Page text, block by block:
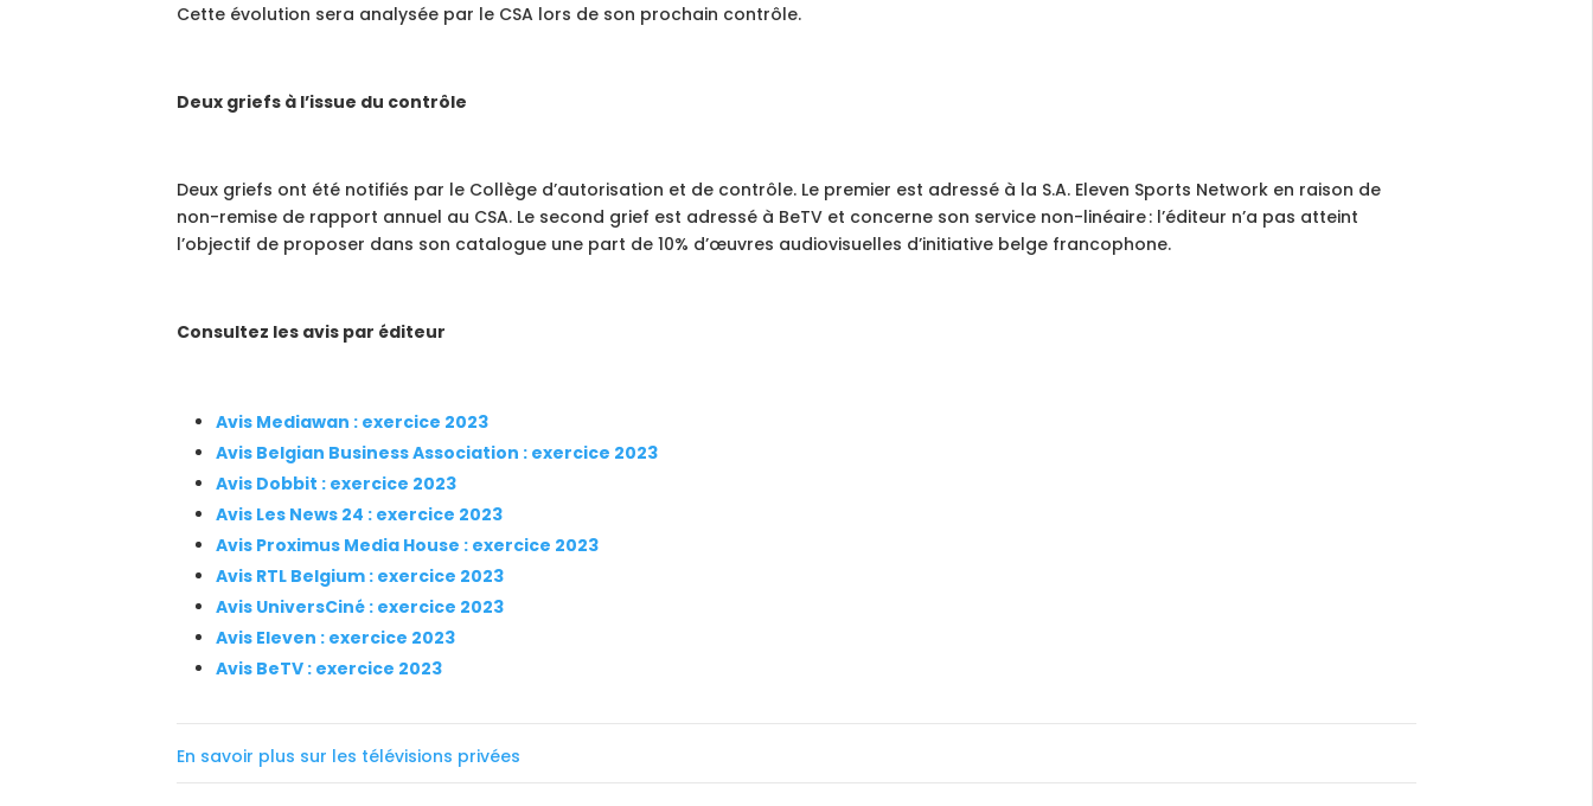
Cette évolution sera analysée par le CSA lors de son prochain contrôle.
Deux griefs à l’issue du contrôle
Deux griefs ont été notifiés par le Collège d’autorisation et de contrôle. Le premier est adressé à la S.A. Eleven Sports Network en raison de
non-remise de rapport annuel au CSA. Le second grief est adressé à BeTV et concerne son service non-linéaire : l’éditeur n’a pas atteint
l’objectif de proposer dans son catalogue une part de 10% d’œuvres audiovisuelles d’initiative belge francophone.
Consultez les avis par éditeur
Avis Mediawan : exercice 2023
Avis Belgian Business Association : exercice 2023
Avis Dobbit : exercice 2023
Avis Les News 24 : exercice 2023
Avis Proximus Media House : exercice 2023
Avis RTL Belgium : exercice 2023
Avis UniversCiné : exercice 2023
Avis Eleven : exercice 2023
Avis BeTV : exercice 2023
En savoir plus sur les télévisions privées